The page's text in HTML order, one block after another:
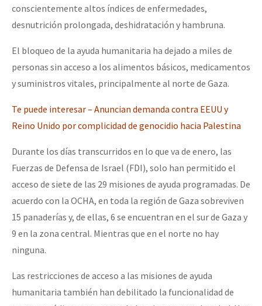
conscientemente altos índices de enfermedades,
desnutrición prolongada, deshidratación y hambruna.
El bloqueo de la ayuda humanitaria ha dejado a miles de
personas sin acceso a los alimentos básicos, medicamentos
y suministros vitales, principalmente al norte de Gaza.
Te puede interesar – Anuncian demanda contra EEUU y
Reino Unido por complicidad de genocidio hacia Palestina
Durante los días transcurridos en lo que va de enero, las
Fuerzas de Defensa de Israel (FDI), solo han permitido el
acceso de siete de las 29 misiones de ayuda programadas. De
acuerdo con la OCHA, en toda la región de Gaza sobreviven
15 panaderías y, de ellas, 6 se encuentran en el sur de Gaza y
9 en la zona central. Mientras que en el norte no hay
ninguna.
Las restricciones de acceso a las misiones de ayuda
humanitaria también han debilitado la funcionalidad de